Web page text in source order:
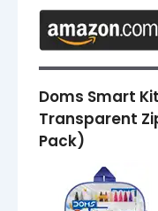
Doms Smart
Transparent
Pack)